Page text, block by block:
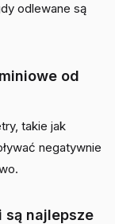
odlewane są
od
takie jak
negatywnie
są najlepsze